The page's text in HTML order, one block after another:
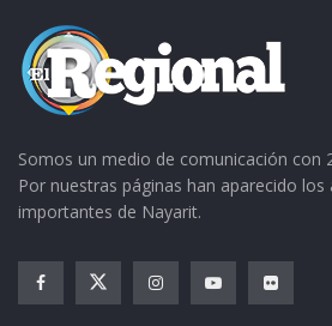
Somos un medio de comunicación con
Por nuestras páginas han aparecido
importantes de Nayarit.